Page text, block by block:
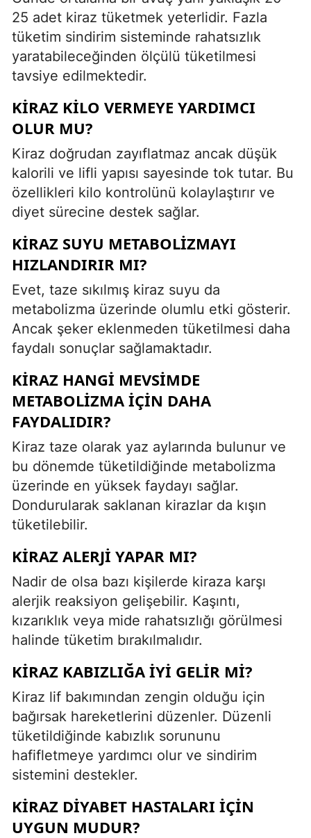
25 adet kiraz tüketmek yeterlidir. Fazla
tüketim sindirim sisteminde rahatsızlık
yaratabileceğinden ölçülü tüketilmesi
tavsiye edilmektedir.
KIRAZ KILO VERMEYE YARDIMCI
OLUR MU?
Kiraz doğrudan zayıflatmaz ancak düşük
kalorili ve lifli yapısı sayesinde tok tutar. Bu
özellikleri kilo kontrolünü kolaylaştırır ve
diyet sürecine destek sağlar.
KIRAZ SUYU METABOLIZMAYI
HIZLANDIRIR MI?
Evet, taze sıkılmış kiraz suyu da
metabolizma üzerinde olumlu etki gösterir.
Ancak şeker eklenmeden tüketilmesi daha
faydalı sonuçlar sağlamaktadır.
KIRAZ HANGI MEVSIMDE
METABOLIZMA IÇIN DAHA
FAYDALIDIR?
Kiraz taze olarak yaz aylarında bulunur ve
bu dönemde tüketildiğinde metabolizma
üzerinde en yüksek faydayı sağlar.
Dondurularak saklanan kirazlar da kışın
tüketilebilir.
KIRAZ ALERJI YAPAR MI?
Nadir de olsa bazı kişilerde kiraza karşı
alerjik reaksiyon gelişebilir. Kaşıntı,
kızarıklık veya mide rahatsızlığı görülmesi
halinde tüketim bırakılmalıdır.
KIRAZ KABIZLIĞA IYI GELIR MI?
Kiraz lif bakımından zengin olduğu için
bağırsak hareketlerini düzenler. Düzenli
tüketildiğinde kabızlık sorununu
hafifletmeye yardımcı olur ve sindirim
sistemini destekler.
KIRAZ DIYABET HASTALARI IÇIN
UYGUN MUDUR?